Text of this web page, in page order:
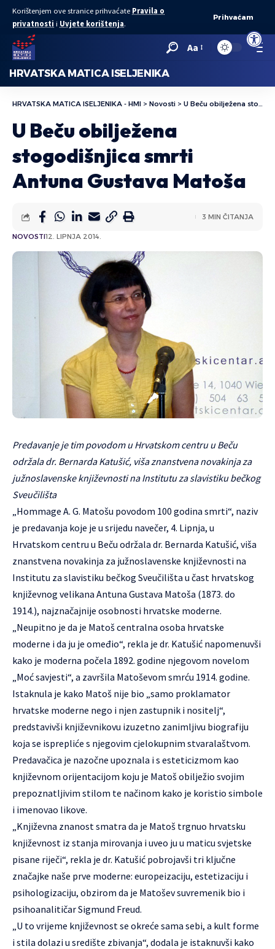
Open
Korištenjem ove stranice prihvaćate Pravila o
privatnosti i Uvjete korištenja.
Prihvaćam
Aa
HRVATSKA MATICA ISELJENIKA
HRVATSKA MATICA ISELJENIKA - HMI > Novosti > U Beču obilježena stogodišnjica smrti Antuna Gustava Matoša
U Beču obilježena
stogodišnjica smrti
Antuna Gustava Matoša
NOVOSTI12. LIPNJA 2014.
3 MIN ČITANJA
Predavanje je tim povodom u Hrvatskom centru u Beču
održala dr. Bernarda Katušić, viša znanstvena novakinja za
južnoslavenske književnosti na Institutu za slavistiku bečkog
Sveučilišta
„Hommage A. G. Matošu povodom 100 godina smrti“, naziv
je predavanja koje je u srijedu navečer, 4. Lipnja, u
Hrvatskom centru u Beču održala dr. Bernarda Katušić, viša
znanstvena novakinja za južnoslavenske književnosti na
Institutu za slavistiku bečkog Sveučilišta u čast hrvatskog
književnog velikana Antuna Gustava Matoša (1873. do
1914.), najznačajnije osobnosti hrvatske moderne.
„Neupitno je da je Matoš centralna osoba hrvatske
moderne i da ju je omeđio“, rekla je dr. Katušić napomenuvši
kako je moderna počela 1892. godine njegovom novelom
„Moć savjesti“, a završila Matoševom smrću 1914. godine.
Istaknula je kako Matoš nije bio „samo proklamator
hrvatske moderne nego i njen zastupnik i nositelj“,
predstavivši književnikovu izuzetno zanimljivu biografiju
koja se isprepliće s njegovim cjelokupnim stvaralaštvom.
Predavačica je nazočne upoznala i s esteticizmom kao
književnom orijentacijom koju je Matoš obilježio svojim
prepoznatljivim stilom te načinom kako je koristio simbole
i imenovao likove.
„Književna znanost smatra da je Matoš trgnuo hrvatsku
književnost iz stanja mirovanja i uveo ju u maticu svjetske
pisane riječi“, rekla je dr. Katušić pobrojavši tri ključne
značajke naše prve moderne: europeizaciju, estetizaciju i
psihologizaciju, obzirom da je Matošev suvremenik bio i
psihoanalitičar Sigmund Freud.
„U to vrijeme književnost se okreće sama sebi, a kult forme
i stila dolazi u središte zbivanja“, dodala je istaknuvši kako